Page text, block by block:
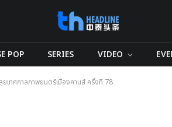
POP SERIES VIDEO
เทศกาลภาพยนตร์เมืองคานส์ ครั้งที่ 78